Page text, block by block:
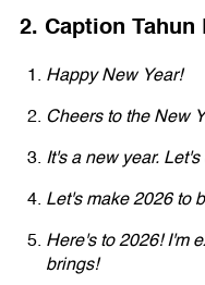
2. Caption
Happy New Year!
Cheers to the New
It's a new year.
Let's make 2026 to
Here's to 2026! I'm
brings!